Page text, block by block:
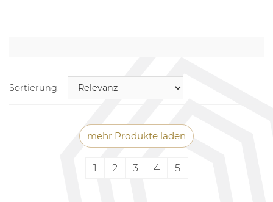
Sortierung:
mehr Produkte laden
1 2 3 4 5